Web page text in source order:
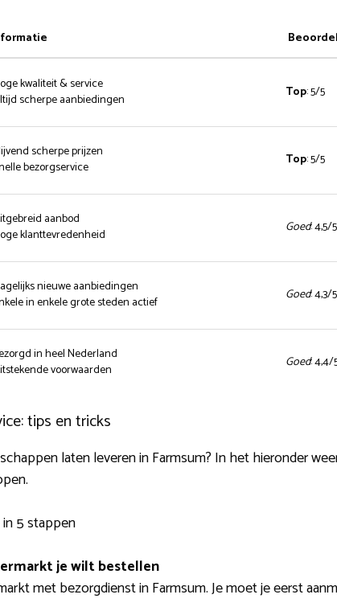
kwaliteit & service
scherpe aanbiedingen
Top: 5/5
scherpe prijzen
bezorgservice
Top: 5/5
aanbod
klanttevredenheid
Goed: 4,5/5
nieuwe aanbiedingen
in enkele grote steden actief
Goed: 4,3/5
in heel Nederland
voorwaarden
Goed: 4,4/
tips en tricks
laten leveren in Farmsum? In het hieronder
5 stappen
je wilt bestellen
met bezorgdienst in Farmsum. Je moet je eerst